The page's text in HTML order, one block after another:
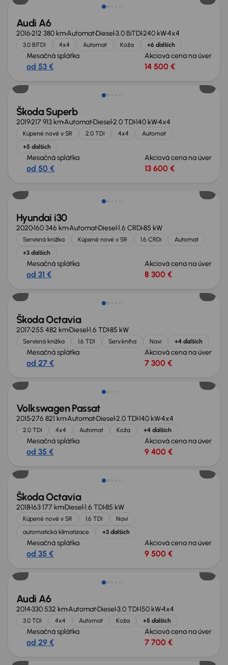
Audi A6
2016212 380 kmAutomatDiesel3.0 BiTDI240 kW4x4
3.0 BiTDI 4x4 Automat Koža +6 ďalších
Mesačná splátka
od 53 €
Akciová cena na úver
14 500 €
Zlacnené o 1 900 €
Škoda Superb
2019217 913 kmAutomatDiesel2.0 TDI140 kW4x4
Kúpené nové v SR 2.0 TDI 4x4
Automat
+5 ďalších
Mesačná splátka
od 50 €
Akciová cena na úver
13 600 €
Hyundai i30
2020160 346 kmAutomatDiesel1.6 CRDi85 kW
Servisná knižka Kúpené nové v SR 1.6 CRDi
Automat
+3 ďalších
Mesačná splátka
od 31 €
Akciová cena na úver
8 300 €
Zlacnené o 700 €
Škoda Octavia
2017255 482 kmDiesel1.6 TDI85 kW
Servisná knižka 1.6 TDI Serv.kniha Navi +4 ďalších
Mesačná splátka
od 27 €
Akciová cena na úver
7 300 €
Zlacnené o 700 €
Volkswagen Passat
2015276 821 kmAutomatDiesel2.0 TDI140 kW4x4
2.0 TDI 4x4 Automat Koža +4 ďalších
Mesačná splátka
od 35 €
Akciová cena na úver
9 400 €
Zlacnené o 900 €
Škoda Octavia
2018163 177 kmDiesel1.6 TDI85 kW
Kúpené nové v SR 1.6 TDI
Navi
automatická klimatizace
+3 ďalších
Mesačná splátka
od 35 €
Akciová cena na úver
9 500 €
Zlacnené o 600 €
Audi A6
2014330 532 kmAutomatDiesel3.0 TDI150 kW4x4
3.0 TDI 4x4 Automat Koža +5 ďalších
Mesačná splátka
od 29 €
Akciová cena na úver
7 700 €